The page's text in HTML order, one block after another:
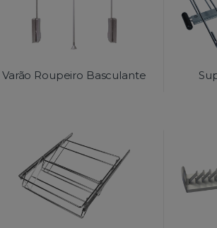
Varão Roupeiro Basculante